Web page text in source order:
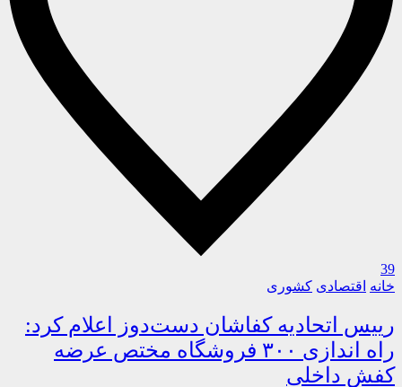
39
خانه اقتصادی کشوری
رییس اتحادیه کفاشان دست‌دوز اعلام کرد:
راه اندازی ۳۰۰ فروشگاه مختص عرضه
کفش داخلی